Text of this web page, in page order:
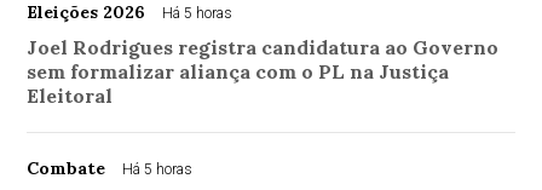
Eleições 2026 Há 5 horas
Joel Rodrigues registra candidatura ao Governo
sem formalizar aliança com o PL na Justiça
Eleitoral
Combate Há 5 horas